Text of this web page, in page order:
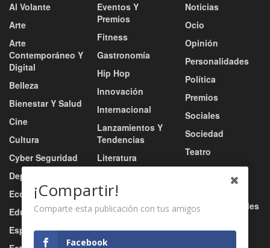
Al Volante
Arte
Arte
Contemporáneo Y
Digital
Belleza
Bienestar Y Salud
Cine
Cultura
Cyber Seguridad
Deportes
Economía
Educación
Esports
Eventos Y
Premios
Fitness
Gastronomía
Hip Hop
Innovación
Internacional
Lanzamientos Y
Tendencias
Literatura
Música
Música Urbana
Nacional
Noticias
Ocio
Opinión
Personalidades
Política
Premios
Sociales
Sociedad
Teatro
Tecnología
Tv / Radio / Redes
¡Compartir!
Comparte esta publicación con tus amigos
Facebook